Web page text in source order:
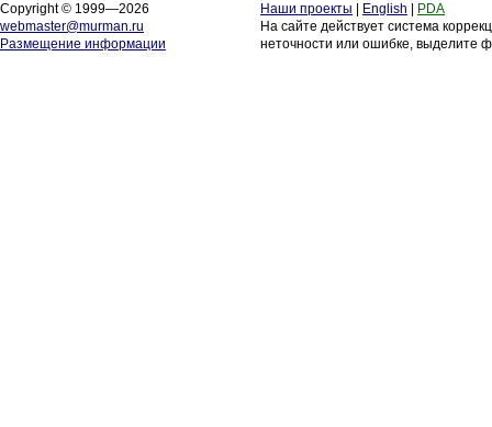
Copyright © 1999—2026
webmaster@murman.ru
Размещение информации
Наши проекты English
PDA
На сайте действует система
неточности или ошибке, выделите